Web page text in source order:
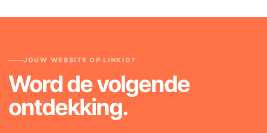
JOUW WEBSITE OP LINKIO?
Word de volgende
ontdekking.